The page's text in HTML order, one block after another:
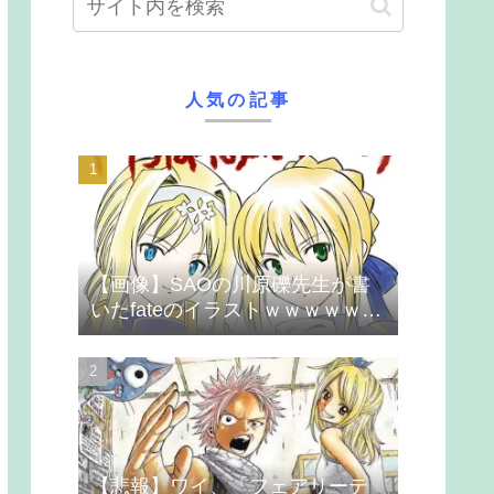
人気の記事
【画像】SAOの川原礫先生が書
いたfateのイラストｗｗｗｗｗｗ
ｗｗｗ
【悲報】ワイ、「フェアリーテ